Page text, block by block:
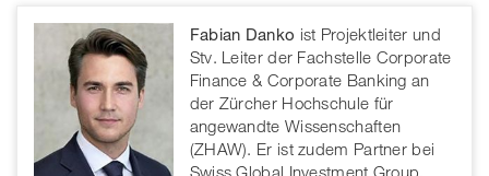
Fabian Danko ist Projektleiter und
Stv. Leiter der Fachstelle Corporate
Finance & Corporate Banking an
der Zürcher Hochschule für
angewandte Wissenschaften
(ZHAW). Er ist zudem Partner bei
Swiss Global Investment Group,